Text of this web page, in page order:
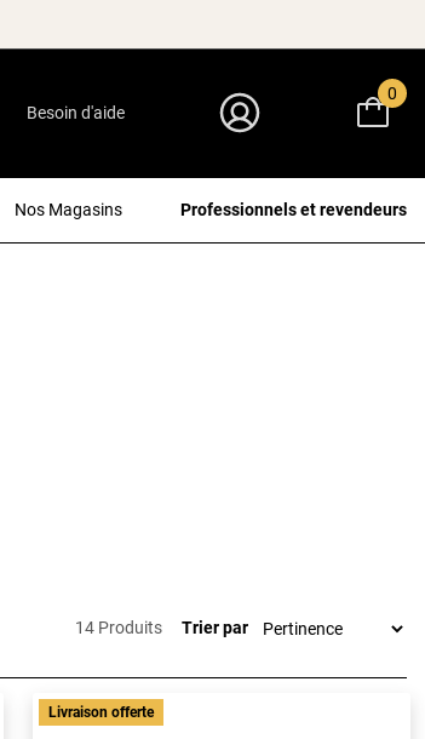
Besoin d'aide
0
Nos Magasins Professionnels et revendeurs
14 Produits Trier par
Livraison offerte